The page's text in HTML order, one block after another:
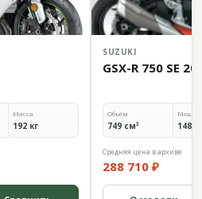
Масса
192 кг
SUZUKI
GSX-R 750 SE
Объём
749 см³ 148
Средняя цена в архиве
288 710 ₽